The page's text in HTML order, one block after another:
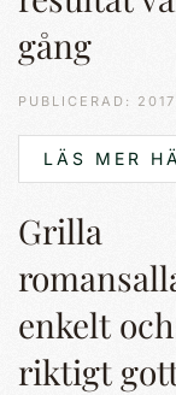
gång
PUBLICERAD:
LÄS MER
Grilla
enkelt och
riktigt